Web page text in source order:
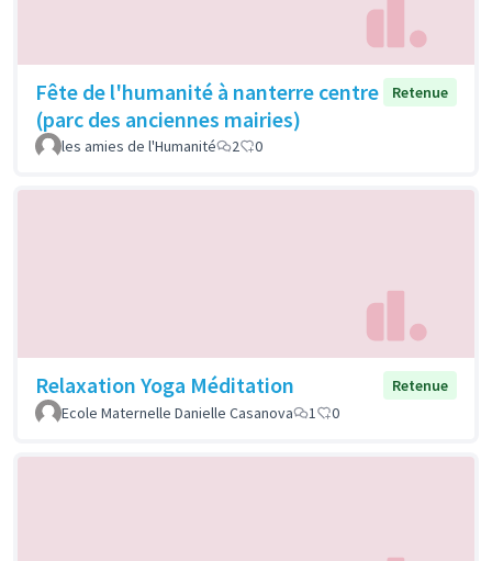
Fête de l'humanité à nanterre centre
(parc des anciennes mairies)
Retenue
les amies de l'Humanité 2 0
Relaxation Yoga Méditation
Retenue
Ecole Maternelle Danielle Casanova
1 0